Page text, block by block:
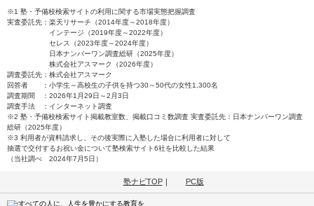
※1 塾・予備校検索サイトの利用に関する市場実態把握調査
実査委託先：楽天リサーチ（2014年度～2018年度）
インテージ（2019年度～2022年度）
セレス（2023年度～2024年度）
日本ナンバーワン調査総研（2025年度）
株式会社アスマーク（2026年度）
調査委託先：株式会社アスマーク
回答者 ：小学生～高校生の子供を持つ30～50代の女性1,300名
調査期間 ：2026年1月29日～2月3日
調査手法 ：インターネット調査
※2 塾・予備校検索サイト掲載教室数、掲載口コミ数調査 実査委託先：日本ナンバーワン調査
総研（2025年度）
※3 利用者が資料請求し、その後実際に入塾した場合に利用者に対して
抽選で交付するお祝い金について塾検索サイト6社を比較した結果
（当社調べ 2024年7月5日）
塾ナビTOP｜ PC版